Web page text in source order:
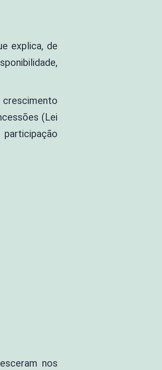
explica, de
crescimento
(Lei
nos